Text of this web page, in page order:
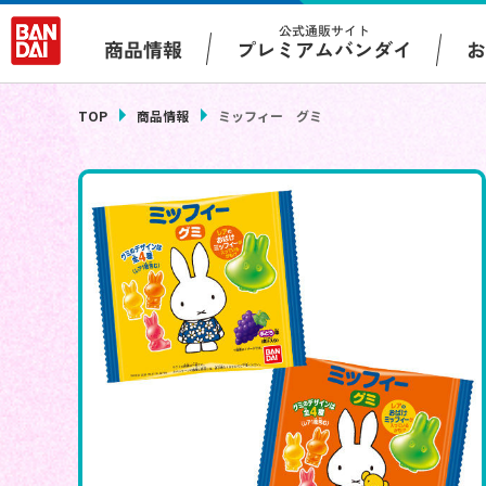
商品情報
公式通販サイト
プレミアムバンダイ
TOP 商品情報 ミッフィー グミ